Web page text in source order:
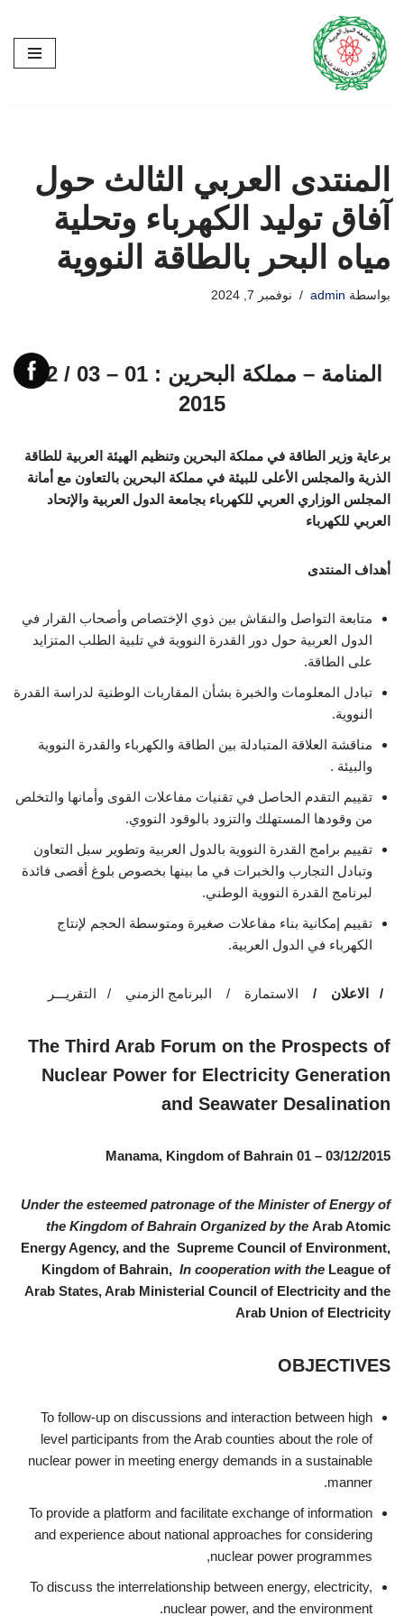
تخطى
إلى
المحتوى
المنتدى العربي الثالث حول
آفاق توليد الكهرباء وتحلية
مياه البحر بالطاقة النووية
بواسطة admin نوفمبر 7, 2024
المنامة – مملكة البحرين : 01 – 03 / 12 /
2015
برعاية وزير الطاقة في مملكة البحرين وتنظيم الهيئة العربية للطاقة
الذرية والمجلس الأعلى للبيئة في مملكة البحرين بالتعاون مع أمانة
المجلس الوزاري العربي للكهرباء بجامعة الدول العربية والإتحاد
العربي للكهرباء
أهداف المنتدى
متابعة التواصل والنقاش بين ذوي الإختصاص وأصحاب القرار في
الدول العربية حول دور القدرة النووية في تلبية الطلب المتزايد
على الطاقة.
تبادل المعلومات والخبرة بشأن المقاربات الوطنية لدراسة القدرة
النووية.
مناقشة العلاقة المتبادلة بين الطاقة والكهرباء والقدرة النووية
والبيئة .
تقييم التقدم الحاصل في تقنيات مفاعلات القوى وأمانها والتخلص
من وقودها المستهلك والتزود بالوقود النووي.
تقييم برامج القدرة النووية بالدول العربية وتطوير سبل التعاون
وتبادل التجارب والخبرات في ما بينها بخصوص بلوغ أقصى فائدة
لبرنامج القدرة النووية الوطني.
تقييم إمكانية بناء مفاعلات صغيرة ومتوسطة الحجم لإنتاج
الكهرباء في الدول العربية.
/ الاعلان / الاستمارة / البرنامج الزمني / التقريـــر
The Third Arab Forum on the Prospects of
Nuclear Power for Electricity Generation
and Seawater Desalination
Manama, Kingdom of Bahrain 01 – 03/12/2015
Under the esteemed patronage of the Minister of Energy of
the Kingdom of Bahrain Organized by the Arab Atomic
Energy Agency, and the Supreme Council of Environment,
Kingdom of Bahrain, In cooperation with the League of
Arab States, Arab Ministerial Council of Electricity and the
Arab Union of Electricity
OBJECTIVES
To follow-up on discussions and interaction between high
level participants from the Arab counties about the role of
nuclear power in meeting energy demands in a sustainable
manner.
To provide a platform and facilitate exchange of information
and experience about national approaches for considering
nuclear power programmes,
To discuss the interrelationship between energy, electricity,
nuclear power, and the environment.